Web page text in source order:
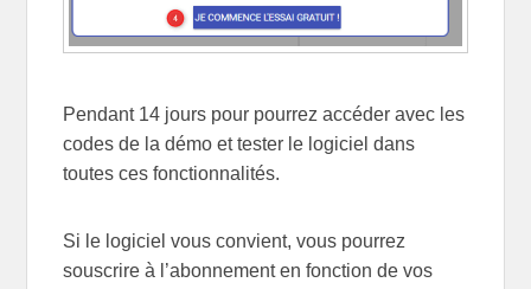
Pendant 14 jours pour pourrez accéder avec les
codes de la démo et tester le logiciel dans
toutes ces fonctionnalités.
Si le logiciel vous convient, vous pourrez
souscrire à l’abonnement en fonction de vos